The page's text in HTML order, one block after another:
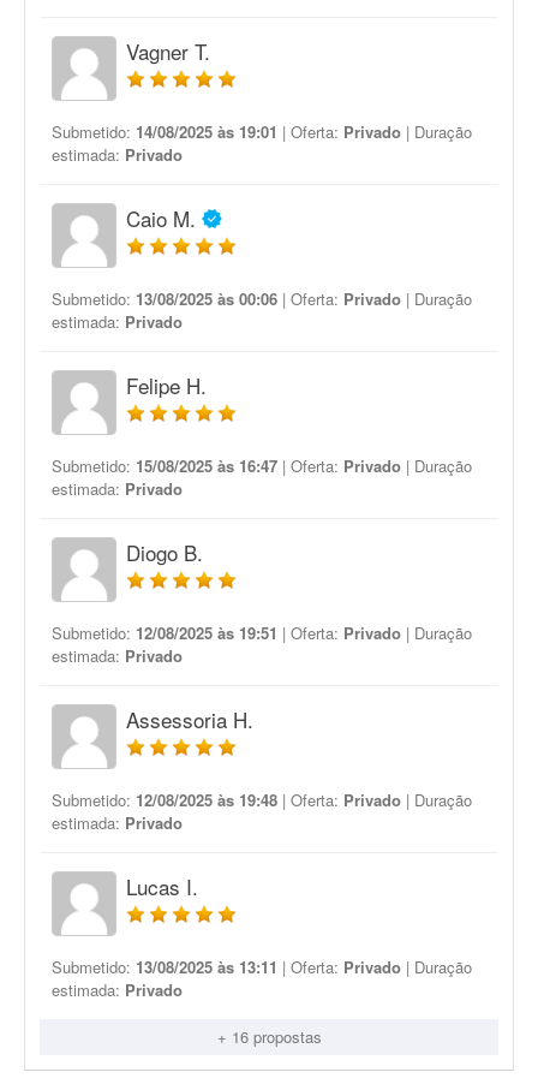
Vagner T.
Submetido: 14/08/2025 às 19:01 | Oferta: Privado | Duração
estimada: Privado
Caio M.
Submetido: 13/08/2025 às 00:06 | Oferta: Privado | Duração
estimada: Privado
Felipe H.
Submetido: 15/08/2025 às 16:47 | Oferta: Privado | Duração
estimada: Privado
Diogo B.
Submetido: 12/08/2025 às 19:51 | Oferta: Privado | Duração
estimada: Privado
Assessoria H.
Submetido: 12/08/2025 às 19:48 | Oferta: Privado | Duração
estimada: Privado
Lucas I.
Submetido: 13/08/2025 às 13:11 | Oferta: Privado | Duração
estimada: Privado
+ 16 propostas